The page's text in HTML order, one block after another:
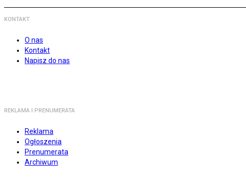
KONTAKT
O nas
Kontakt
Napisz do nas
REKLAMA I PRENUMERATA
Reklama
Ogłoszenia
Prenumerata
Archiwum